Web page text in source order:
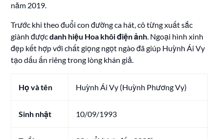
năm 2019.
Trước khi theo đuổi con đường ca hát, cô từng xuất sắc
giành đượcdanh hiệu Hoa khôi điện ảnh. Ngoại hình xinh
đẹp kết hợp với chất giọng ngọt ngào đã giúp Huỳnh Ái Vy
tạo dấu ấn riêng trong lòng khán giả.
Họ và tên Huỳnh Ái Vy (Huỳnh Phương Vy)
Sinh nhật 10/09/1993